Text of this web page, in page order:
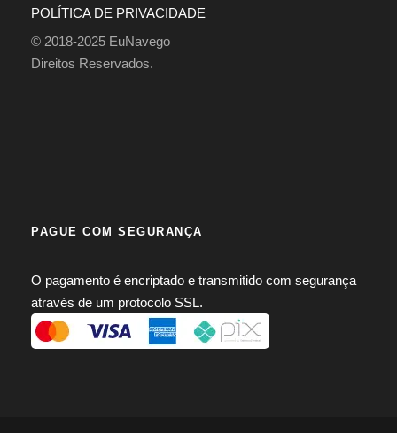
POLÍTICA DE PRIVACIDADE
© 2018-2025 EuNavego
Direitos Reservados.
PAGUE COM SEGURANÇA
O pagamento é encriptado e transmitido com segurança
através de um protocolo SSL.